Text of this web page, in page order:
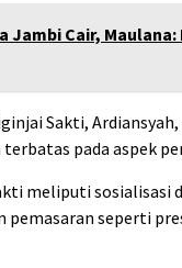
Jambi Cair,
Sakti,
pada aspek
meliputi sosialisasi
seperti